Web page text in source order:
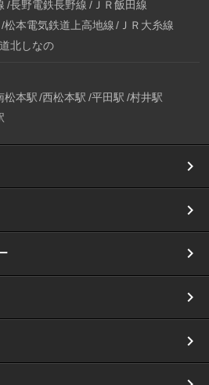
長野電鉄長野線 ＪＲ飯田線
松本電気鉄道上高地線
ＪＲ大糸線
北しなの
松本駅 西松本駅 平田駅 村井駅